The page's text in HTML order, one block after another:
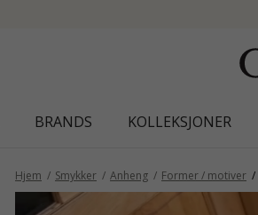
BRANDS KOLLEKSJONER
Hjem Smykker Anheng Former / motiver